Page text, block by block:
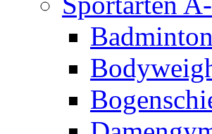
Badminton